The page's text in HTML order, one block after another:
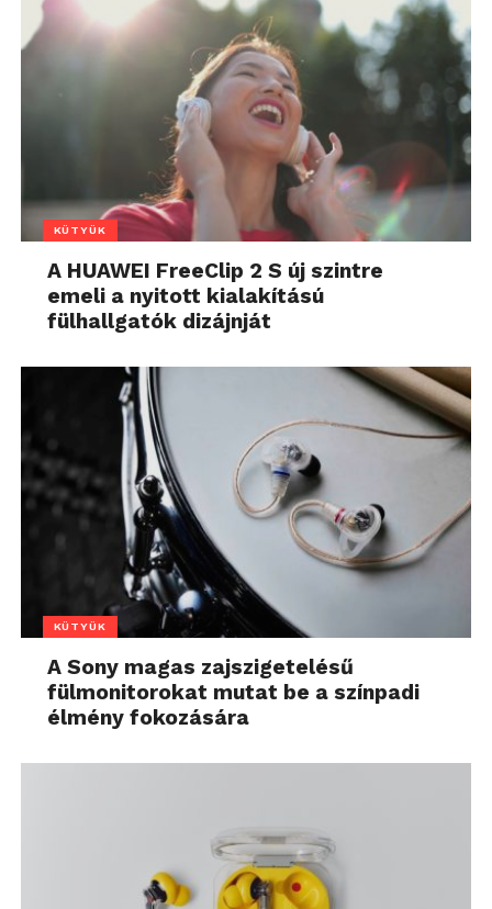
KÜTYÜK
A HUAWEI FreeClip 2 S új szintre
emeli a nyitott kialakítású
fülhallgatók dizájnját
KÜTYÜK
A Sony magas zajszigetelésű
fülmonitorokat mutat be a színpadi
élmény fokozására